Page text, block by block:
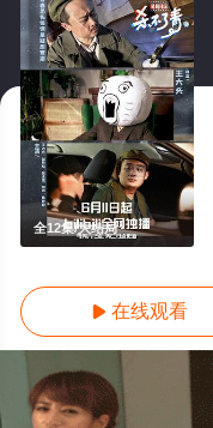
全12集/大结局
 在线观看